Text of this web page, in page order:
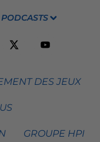
PODCASTS
DES JEUX
GROUPE HPI